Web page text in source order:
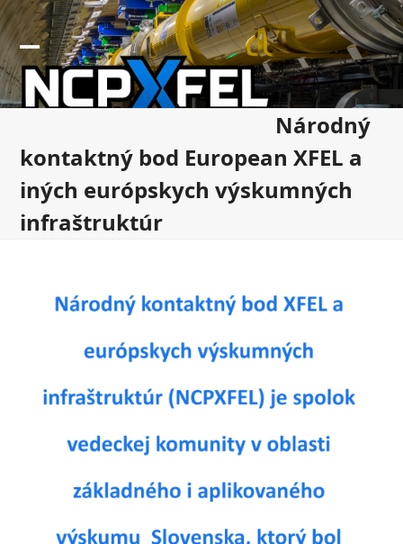
Skip
to
content
Open
mobile
Close
mobile
Národný
kontaktný bod European XFEL a
iných európskych výskumných
infraštruktúr